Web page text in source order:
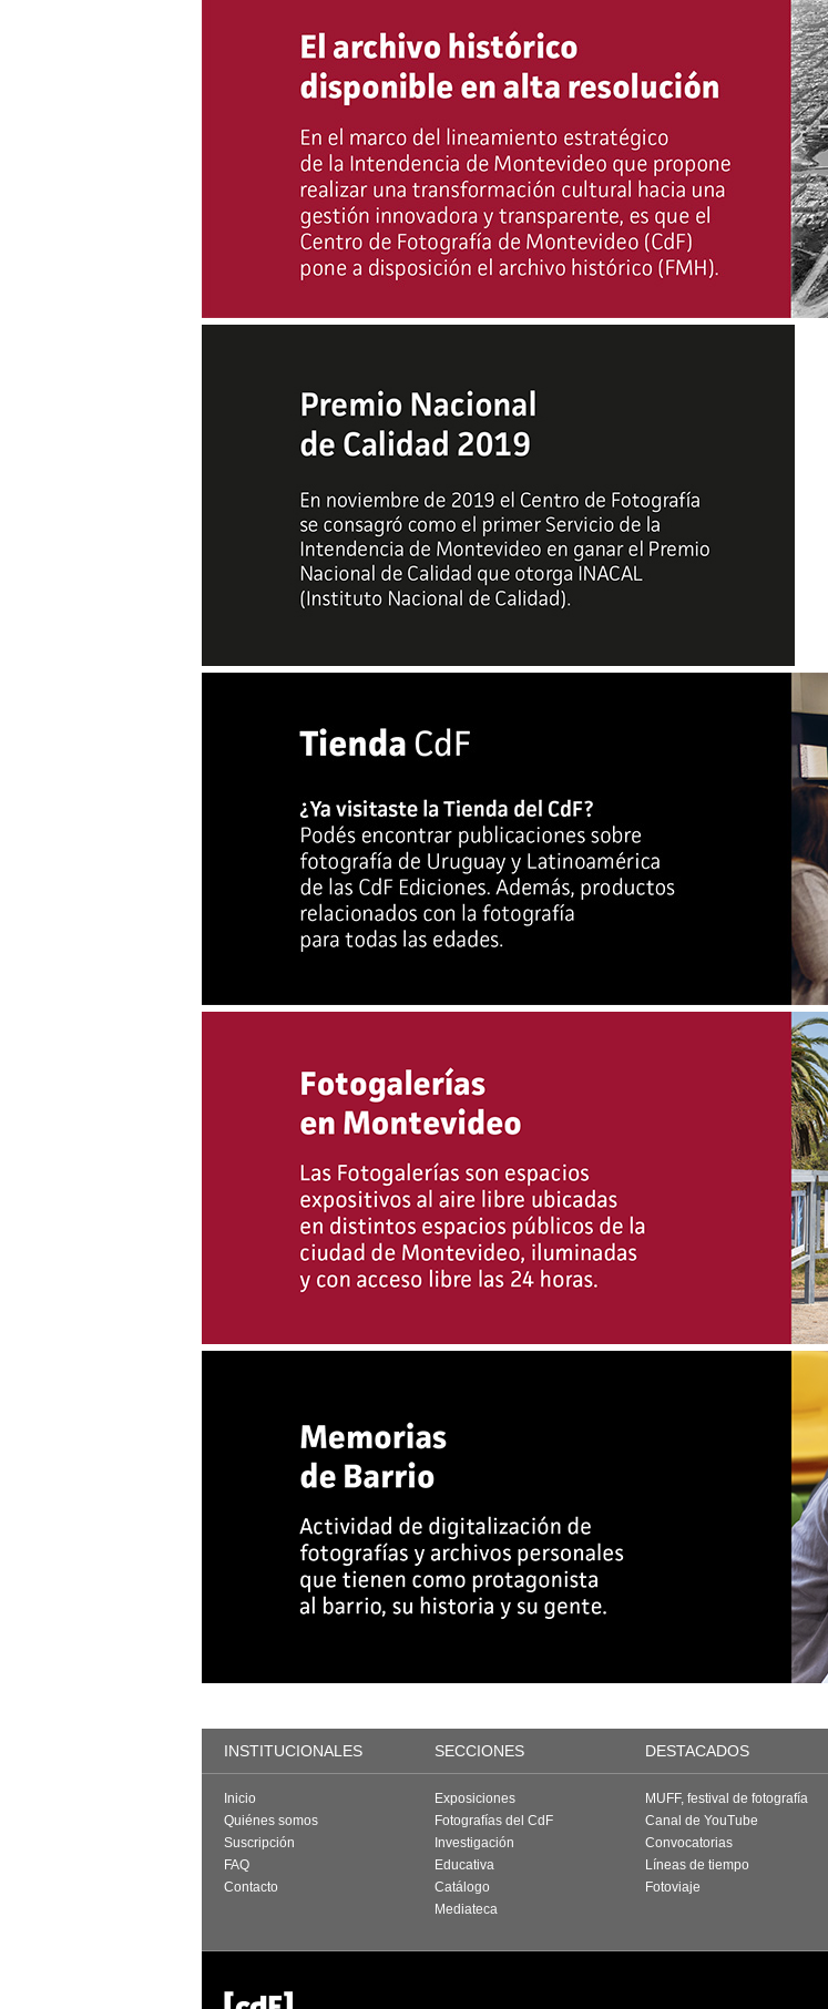
INSTITUCIONALES SECCIONES DESTACADOS
Inicio
Quiénes somos
Suscripción
FAQ
Contacto
Exposiciones
Fotografías del CdF
Investigación
Educativa
Catálogo
Mediateca
MUFF, festival de fotografía
Canal de YouTube
Convocatorias
Líneas de tiempo
Fotoviaje